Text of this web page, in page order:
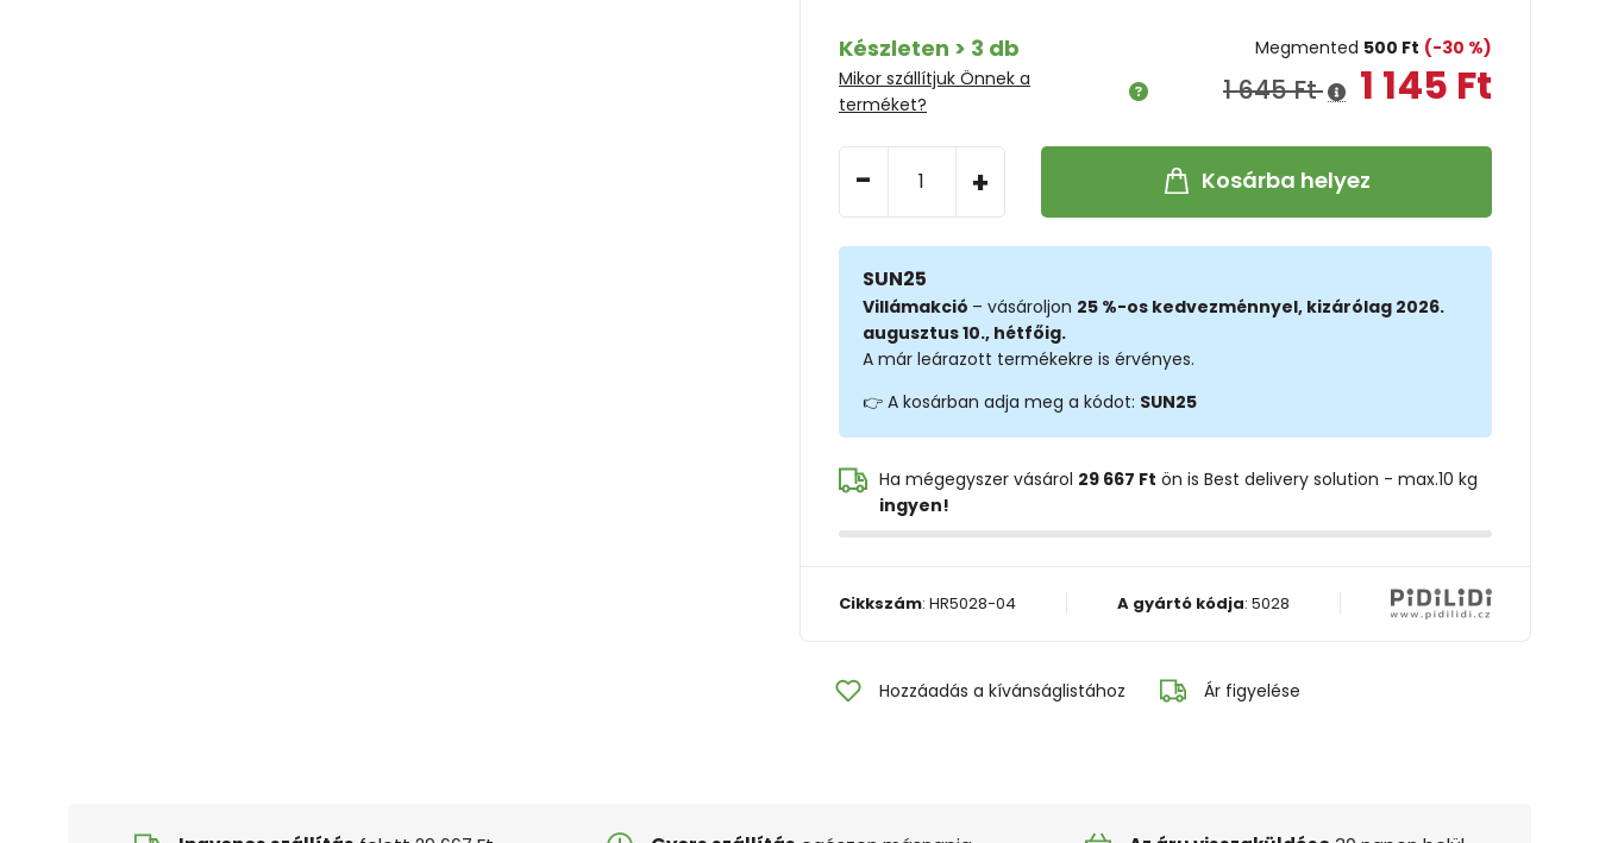
Készleten > 3 db
Mikor szállítjuk Önnek a
terméket?
Megmented 500 Ft (-30 %)
1 645 Ft 1 145 Ft
- + Kosárba helyez
SUN25
Villámakció – vásároljon 25 %-os kedvezménnyel, kizárólag 2026.
augusztus 10., hétfőig.
A már leárazott termékekre is érvényes.
👉 A kosárban adja meg a kódot: SUN25
Ha mégegyszer vásárol 29 667 Ft ön is Best delivery solution - max.10 kg
ingyen!
Cikkszám: HR5028-04 A gyártó kódja: 5028
Hozzáadás a kívánságlistához Ár figyelése